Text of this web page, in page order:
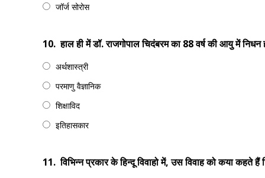
जॉर्ज सोरोस
10. हाल ही में डॉ. राजगोपाल चिदंबरम का 88 वर्ष की आयु में
अर्थशास्त्री
परमाणु वैज्ञानिक
शिक्षाविद
इतिहासकार
11. विभिन्न प्रकार के हिन्दू विवाहो में, उस विवाह को कया